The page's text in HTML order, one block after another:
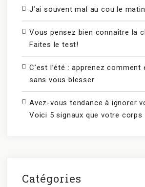
J’ai souvent mal au cou le
Vous pensez bien connaître la
Faites le test!
C’est l’été : apprenez
sans vous blesser
Avez-vous tendance à ignorer
Voici 5 signaux que votre corps
Catégories